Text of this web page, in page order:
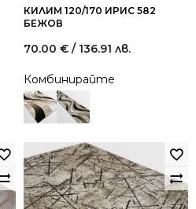
КИЛИМ 120/170 ИРИС 582
БЕЖОВ
70.00 € / 136.91 лв.
Комбинирайте